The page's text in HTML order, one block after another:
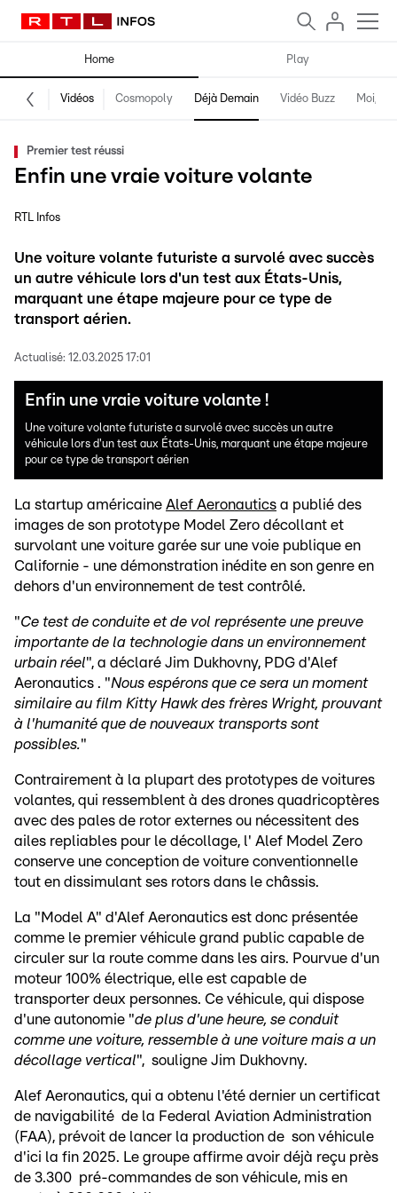
Home Play
Vidéos Cosmopoly Déjà Demain Vidéo Buzz Moi,
Premier test réussi
Enfin une vraie voiture volante
RTL Infos
Une voiture volante futuriste a survolé avec succès
un autre véhicule lors d'un test aux États-Unis,
marquant une étape majeure pour ce type de
transport aérien.
Actualisé: 12.03.2025 17:01
Enfin une vraie voiture volante !
Une voiture volante futuriste a survolé avec succès un autre
véhicule lors d'un test aux États-Unis, marquant une étape majeure
pour ce type de transport aérien
La startup américaine Alef Aeronautics a publié des
images de son prototype Model Zero décollant et
survolant une voiture garée sur une voie publique en
Californie - une démonstration inédite en son genre en
dehors d'un environnement de test contrôlé.
"Ce test de conduite et de vol représente une preuve
importante de la technologie dans un environnement
urbain réel", a déclaré Jim Dukhovny, PDG d'Alef
Aeronautics . "Nous espérons que ce sera un moment
similaire au film Kitty Hawk des frères Wright, prouvant
à l'humanité que de nouveaux transports sont
possibles."
Contrairement à la plupart des prototypes de voitures
volantes, qui ressemblent à des drones quadricoptères
avec des pales de rotor externes ou nécessitent des
ailes repliables pour le décollage, l' Alef Model Zero
conserve une conception de voiture conventionnelle
tout en dissimulant ses rotors dans le châssis.
La "Model A" d'Alef Aeronautics est donc présentée
comme le premier véhicule grand public capable de
circuler sur la route comme dans les airs. Pourvue d'un
moteur 100% électrique, elle est capable de
transporter deux personnes. Ce véhicule, qui dispose
d'une autonomie "de plus d'une heure, se conduit
comme une voiture, ressemble à une voiture mais a un
décollage vertical", souligne Jim Dukhovny.
Alef Aeronautics, qui a obtenu l'été dernier un certificat
de navigabilité de la Federal Aviation Administration
(FAA), prévoit de lancer la production de son véhicule
d'ici la fin 2025. Le groupe affirme avoir déjà reçu près
de 3.300 pré-commandes de son véhicule, mis en